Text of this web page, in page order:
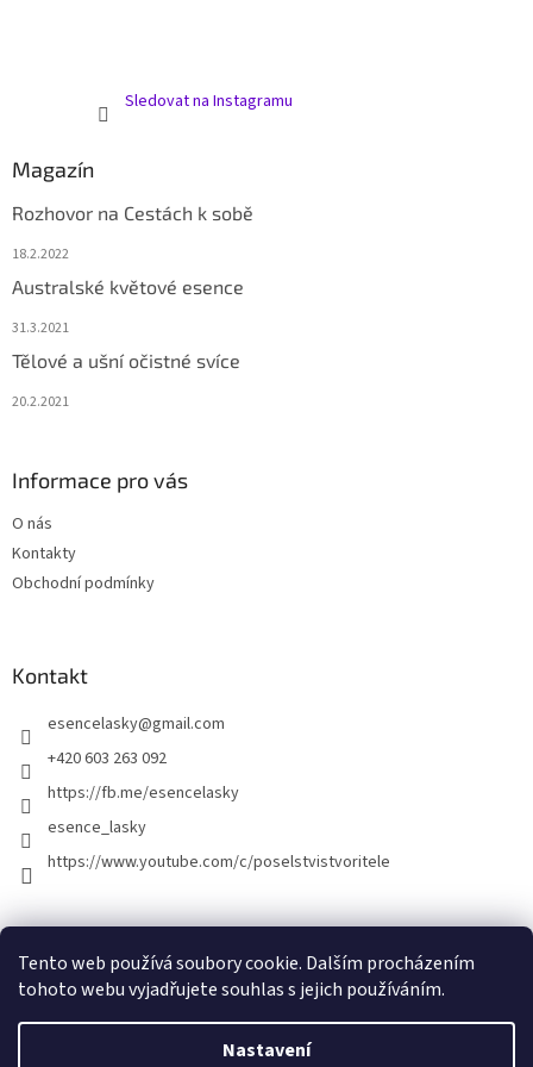
Tento web používá soubory cookie. Dalším procházením
tohoto webu vyjadřujete souhlas s jejich používáním.
Nastavení
Sledovat na Instagramu
Magazín
Rozhovor na Cestách k sobě
18.2.2022
Australské květové esence
31.3.2021
Tělové a ušní očistné svíce
20.2.2021
Informace pro vás
O nás
Kontakty
Obchodní podmínky
Kontakt
esencelasky@gmail.com
+420 603 263 092
https://fb.me/esencelasky
esence_lasky
https://www.youtube.com/c/poselstvistvoritele
Vytvořil Shoptet